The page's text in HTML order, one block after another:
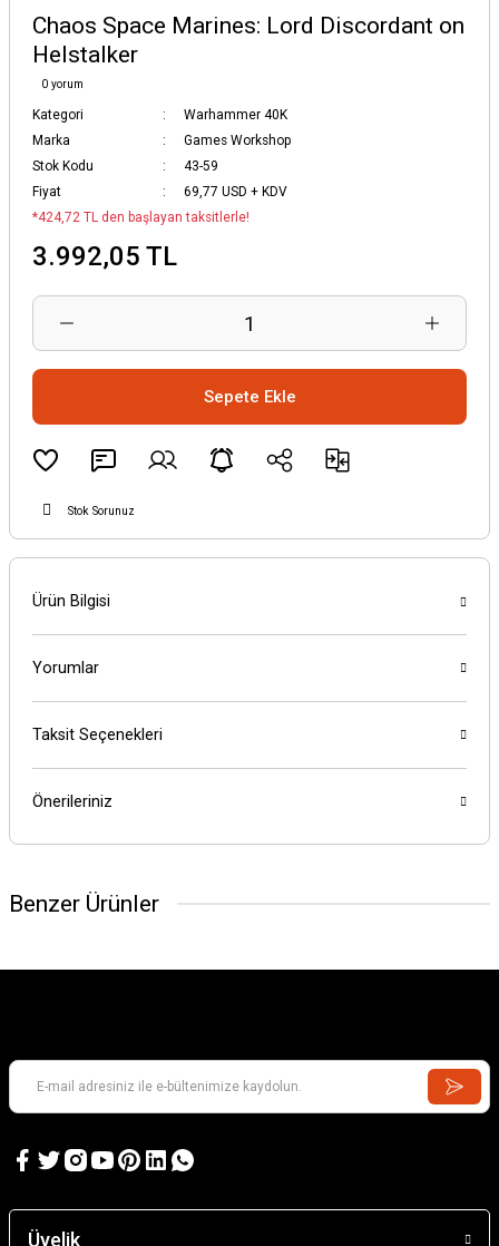
Chaos Space Marines: Lord Discordant on
Helstalker
0 yorum
Kategori
Warhammer 40K
Marka
Games Workshop
Stok Kodu
43-59
Fiyat
69,77 USD + KDV
*424,72 TL den başlayan taksitlerle!
3.992,05 TL
Sepete Ekle
Stok Sorunuz
Ürün Bilgisi
Yorumlar
Taksit Seçenekleri
Önerileriniz
Benzer Ürünler
Kill Team: Terror on Devlan
Üyelik